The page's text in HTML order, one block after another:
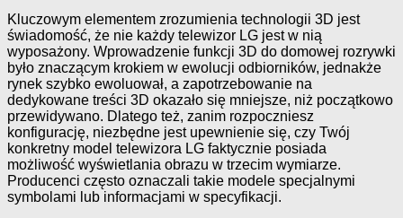
Kluczowym elementem zrozumienia technologii 3D jest
świadomość, że nie każdy telewizor LG jest w nią
wyposażony. Wprowadzenie funkcji 3D do domowej rozrywki
było znaczącym krokiem w ewolucji odbiorników, jednakże
rynek szybko ewoluował, a zapotrzebowanie na
dedykowane treści 3D okazało się mniejsze, niż początkowo
przewidywano. Dlatego też, zanim rozpoczniesz
konfigurację, niezbędne jest upewnienie się, czy Twój
konkretny model telewizora LG faktycznie posiada
możliwość wyświetlania obrazu w trzecim wymiarze.
Producenci często oznaczali takie modele specjalnymi
symbolami lub informacjami w specyfikacji.